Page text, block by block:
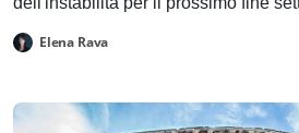
Elena Rava